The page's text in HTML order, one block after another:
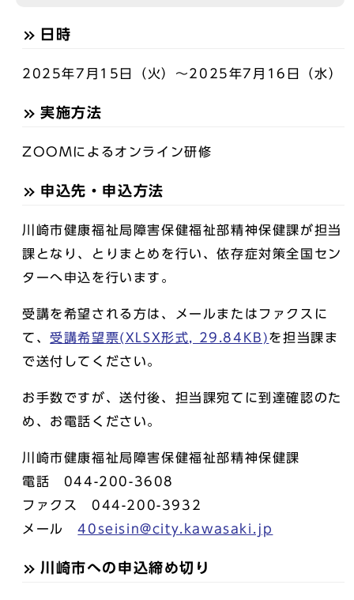
日時
2025年7月15日（火）～2025年7月16日（水）
実施方法
ZOOMによるオンライン研修
申込先・申込方法
川崎市健康福祉局障害保健福祉部精神保健課が担当
課となり、とりまとめを行い、依存症対策全国セン
ターへ申込を行います。
受講を希望される方は、メールまたはファクスに
て、 受講希望票(XLSX形式, 29.84KB)を担当課ま
で送付してください。
お手数ですが、送付後、担当課宛てに到達確認のた
め、お電話ください。
川崎市健康福祉局障害保健福祉部精神保健課
電話 044-200-3608
ファクス 044-200-3932
メール40seisin@city.kawasaki.jp
川崎市への申込締め切り